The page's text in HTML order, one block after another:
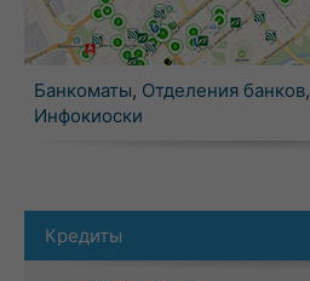
Банкоматы, Отделения банков,
Инфокиоски
Кредиты